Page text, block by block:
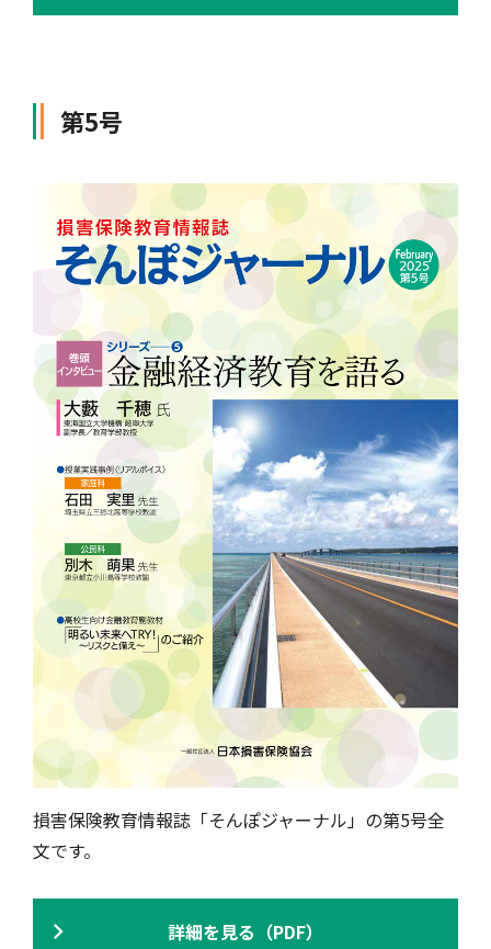
第5号
損害保険教育情報誌「そんぽジャーナル」の第5号全
文です。
詳細を見る（PDF）